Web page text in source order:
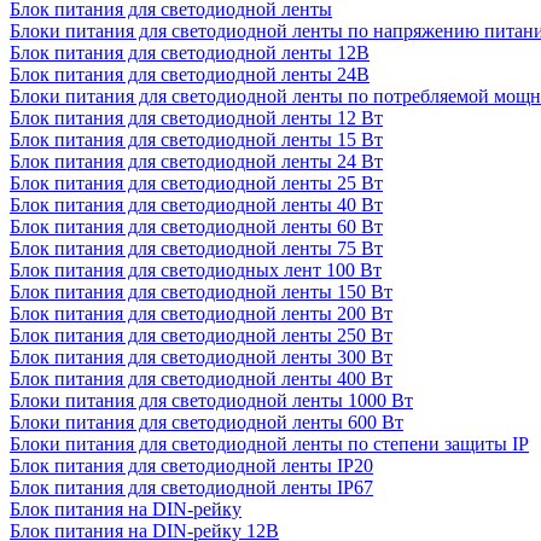
Блок питания для светодиодной ленты
Блоки питания для светодиодной ленты по напряжению
Блок питания для светодиодной ленты 12В
Блок питания для светодиодной ленты 24В
Блоки питания для светодиодной ленты по потребляемой
Блок питания для светодиодной ленты 12 Вт
Блок питания для светодиодной ленты 15 Вт
Блок питания для светодиодной ленты 24 Вт
Блок питания для светодиодной ленты 25 Вт
Блок питания для светодиодной ленты 40 Вт
Блок питания для светодиодной ленты 60 Вт
Блок питания для светодиодной ленты 75 Вт
Блок питания для светодиодных лент 100 Вт
Блок питания для светодиодной ленты 150 Вт
Блок питания для светодиодной ленты 200 Вт
Блок питания для светодиодной ленты 250 Вт
Блок питания для светодиодной ленты 300 Вт
Блок питания для светодиодной ленты 400 Вт
Блоки питания для светодиодной ленты 1000 Вт
Блоки питания для светодиодной ленты 600 Вт
Блоки питания для светодиодной ленты по степени защиты IP
Блок питания для светодиодной ленты IP20
Блок питания для светодиодной ленты IP67
Блок питания на DIN-рейку
Блок питания на DIN-рейку 12В